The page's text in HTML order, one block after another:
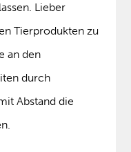
Lieber
Tierprodukten zu
an den
durch
Abstand die